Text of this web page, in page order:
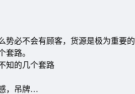
势必不会有顾客，货源是极为重要
套路。
知的几个套路
，吊牌…